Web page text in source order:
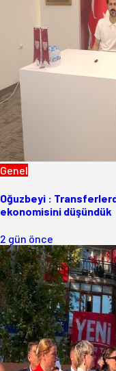
Genel
Oğuzbeyi :
ekonomisini düşündük
2 gün önce